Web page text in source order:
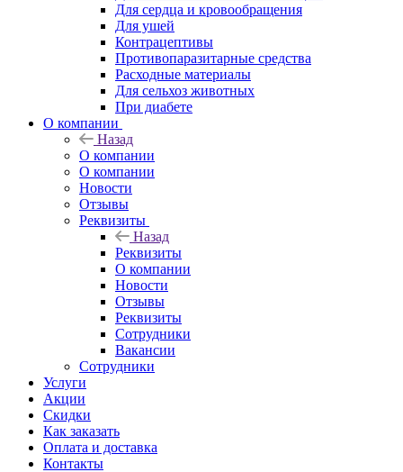
Для сердца и кровообращения
Для ушей
Контрацептивы
Противопаразитарные средства
Расходные материалы
Для сельхоз животных
При диабете
О компании
Назад
О компании
О компании
Новости
Отзывы
Реквизиты
Назад
Реквизиты
О компании
Новости
Отзывы
Реквизиты
Сотрудники
Вакансии
Сотрудники
Услуги
Акции
Скидки
Как заказать
Оплата и доставка
Контакты